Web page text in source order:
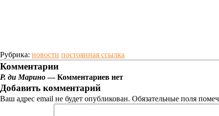
Рубрика: новости постоянная ссылка
Комментарии
Р. ди Марино— Комментариев нет
Добавить комментарий
Ваш адрес email не будет опубликован. Обязательные поля